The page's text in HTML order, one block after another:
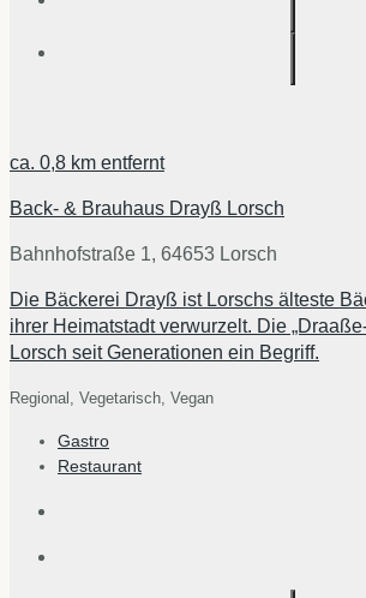
ca. 0,8 km entfernt
Back- & Brauhaus Drayß Lorsch
Bahnhofstraße 1, 64653 Lorsch
Die Bäckerei Drayß ist Lorschs älteste
ihrer Heimatstadt verwurzelt. Die
Lorsch seit Generationen ein Begriff.
Regional, Vegetarisch, Vegan
Gastro
Restaurant